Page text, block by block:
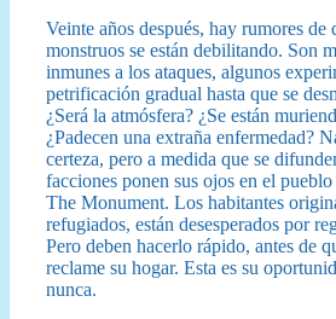
Veinte años después, hay rumores de
monstruos se están debilitando. Son
inmunes a los ataques, algunos
petrificación gradual hasta que se
¿Será la atmósfera? ¿Se están
¿Padecen una extraña enfermedad?
certeza, pero a medida que se
facciones ponen sus ojos en el
The Monument. Los habitantes
refugiados, están desesperados por
Pero deben hacerlo rápido, antes de
reclame su hogar. Esta es su
nunca.